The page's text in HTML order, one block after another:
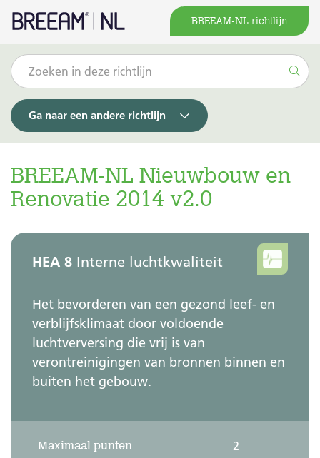
BREEAM-NL richtlijn
Ga naar een andere richtlijn
BREEAM-NL Nieuwbouw en
Renovatie 2014 v2.0
HEA 8 Interne luchtkwaliteit
Het bevorderen van een gezond leef- en
verblijfsklimaat door voldoende
luchtverversing die vrij is van
verontreinigingen van bronnen binnen en
buiten het gebouw.
Maximaal punten 2